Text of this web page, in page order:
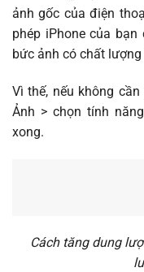
ảnh gốc của điện
phép iPhone của
bức ảnh có chất
Vì thế, nếu không
Ảnh > chọn tính
xong.
Cách tăng dung